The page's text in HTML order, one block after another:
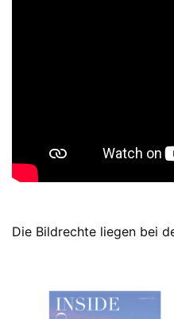
Die Bildrechte liegen bei